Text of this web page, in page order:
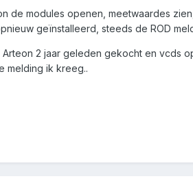
de modules openen, meetwaardes
geïnstalleerd, steeds de ROD
Arteon 2 jaar geleden gekocht en
melding ik kreeg..